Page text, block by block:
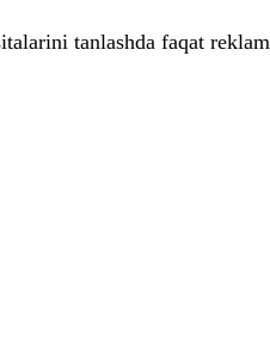
tanlashda faqat